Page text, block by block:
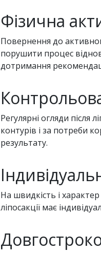
Фізична
Повернення до
порушити процес
дотримання
Регулярні огляди після
контурів і за потреби
результату.
На швидкість і
ліпосакції має